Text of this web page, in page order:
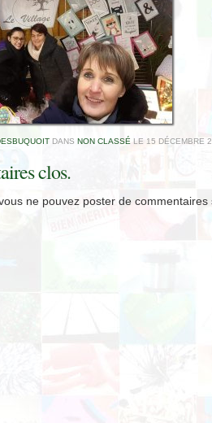
DANS NON CLASSÉ LE 15 DÉCEMBRE
clos.
ne pouvez poster de commentaires